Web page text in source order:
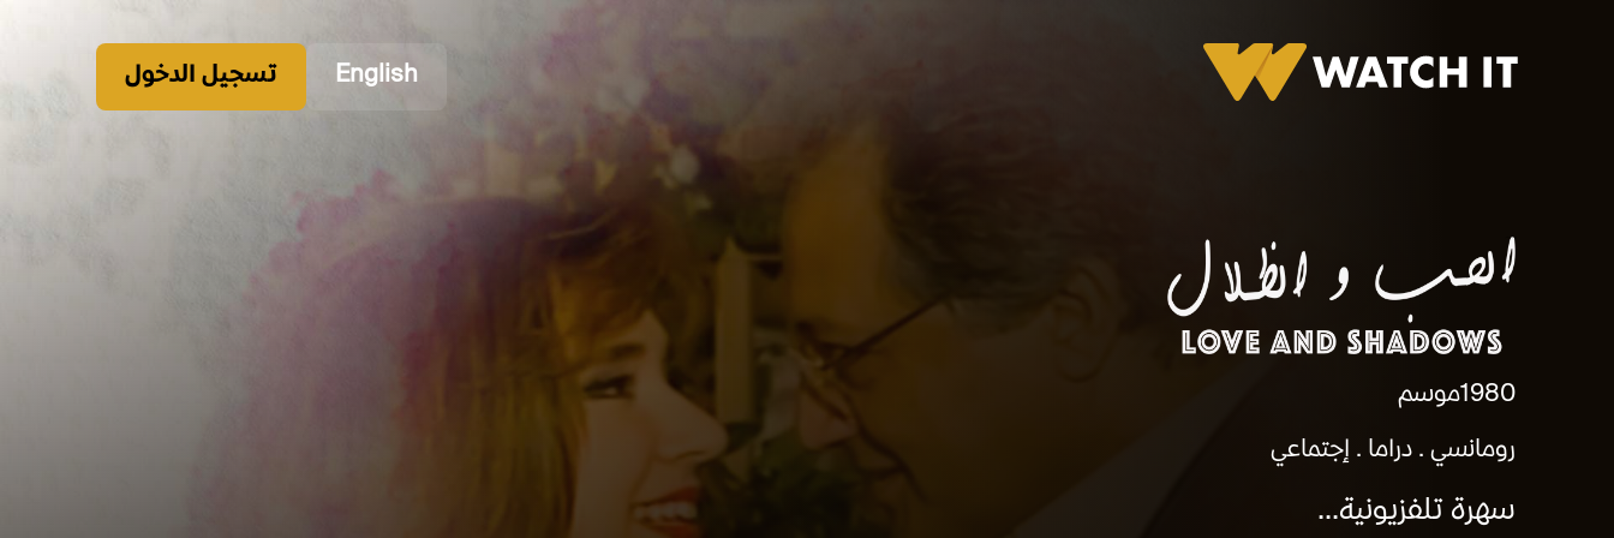
English تسجيل الدخول
1980موسم
رومانسي دراما إجتماعي
سهرة تلفزيونية...